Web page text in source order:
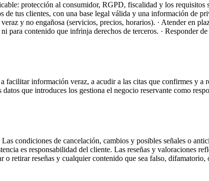
protección al consumidor, RGPD, fiscalidad y los
de tus clientes, con una base legal válida y una información de
y no engañosa (servicios, precios, horarios). · Atender en
para contenido que infrinja derechos de terceros. · Responder
facilitar información veraz, a acudir a las citas que confirmes y
que introduces los gestiona el negocio reservante como
condiciones de cancelación, cambios y posibles señales o
es responsabilidad del cliente. Las reseñas y valoraciones
o retirar reseñas y cualquier contenido que sea falso,